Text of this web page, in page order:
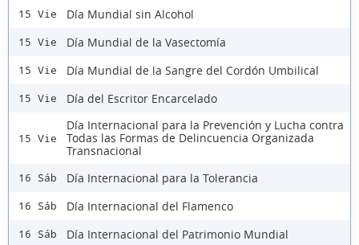
15 Vie Día Mundial sin Alcohol
15 Vie Día Mundial de la Vasectomía
15 Vie Día Mundial de la Sangre del Cordón Umbilical
15 Vie Día del Escritor Encarcelado
15 Vie
Día Internacional para la Prevención y Lucha contra
Todas las Formas de Delincuencia Organizada
Transnacional
16 Sáb Día Internacional para la Tolerancia
16 Sáb Día Internacional del Flamenco
16 Sáb Día Internacional del Patrimonio Mundial